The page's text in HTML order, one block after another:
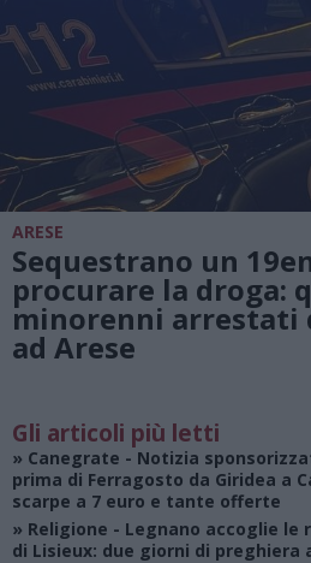
ARESE
Sequestrano un
procurare la droga:
minorenni arrestati
ad Arese
Gli articoli più letti
» Canegrate - Notizia
prima di Ferragosto da Giridea a
scarpe a 7 euro e tante offerte
» Religione - Legnano accoglie le
di Lisieux: due giorni di preghiera